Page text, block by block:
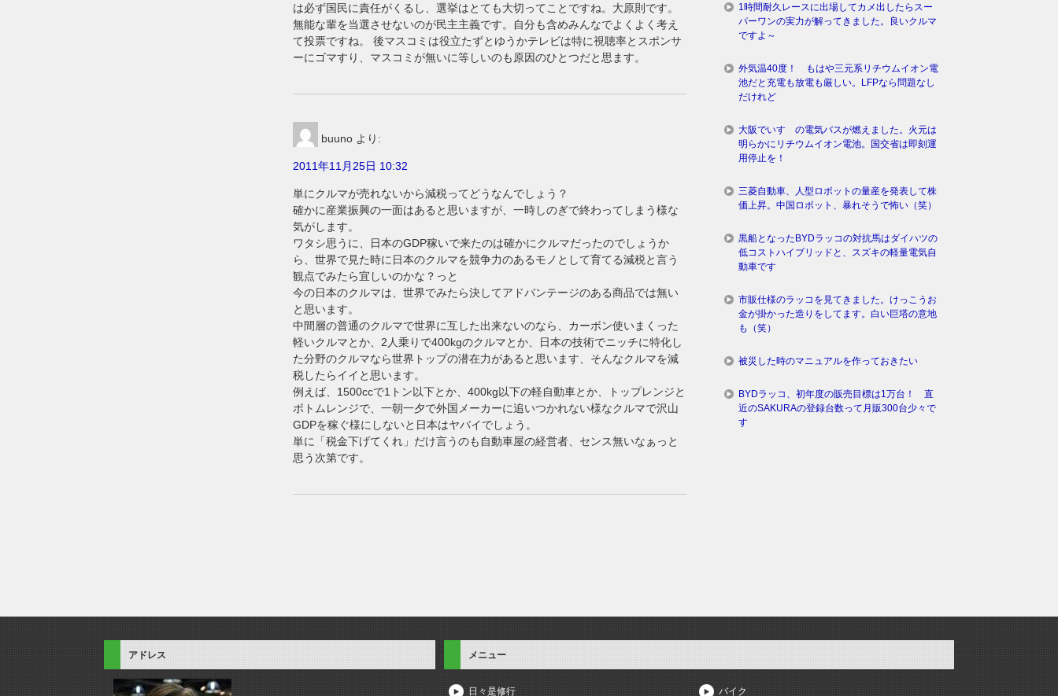
は必ず国民に責任がくるし、選挙はとても大切ってことですね。大原則です。
無能な輩を当選させないのが民主主義です。自分も含めみんなでよくよく考え
て投票ですね。 後マスコミは役立たずとゆうかテレビは特に視聴率とスポンサ
ーにゴマすり、マスコミが無いに等しいのも原因のひとつだと思ます。
buuno より:
2011年11月25日 10:32
単にクルマが売れないから減税ってどうなんでしょう？
確かに産業振興の一面はあると思いますが、一時しのぎで終わってしまう様な
気がします。
ワタシ思うに、日本のGDP稼いで来たのは確かにクルマだったのでしょうか
ら、世界で見た時に日本のクルマを競争力のあるモノとして育てる減税と言う
観点でみたら宜しいのかな？っと
今の日本のクルマは、世界でみたら決してアドバンテージのある商品では無い
と思います。
中間層の普通のクルマで世界に互した出来ないのなら、カーボン使いまくった
軽いクルマとか、2人乗りで400kgのクルマとか、日本の技術でニッチに特化し
た分野のクルマなら世界トップの潜在力があると思います、そんなクルマを減
税したらイイと思います。
例えば、1500ccで1トン以下とか、400kg以下の軽自動車とか、トップレンジと
ボトムレンジで、一朝一夕で外国メーカーに追いつかれない様なクルマで沢山
GDPを稼ぐ様にしないと日本はヤバイでしょう。
単に「税金下げてくれ」だけ言うのも自動車屋の経営者、センス無いなぁっと
思う次第です。
1時間耐久レースに出場してカメ出したらスー
パーワンの実力が解ってきました。良いクルマ
ですよ～
外気温40度！ もはや三元系リチウムイオン電
池だと充電も放電も厳しい。LFPなら問題なし
だけれど
大阪でいすゞの電気バスが燃えました。火元は
明らかにリチウムイオン電池。国交省は即刻運
用停止を！
三菱自動車、人型ロボットの量産を発表して株
価上昇。中国ロボット、暴れそうで怖い（笑）
黒船となったBYDラッコの対抗馬はダイハツの
低コストハイブリッドと、スズキの軽量電気自
動車です
市販仕様のラッコを見てきました。けっこうお
金が掛かった造りをしてます。白い巨塔の意地
も（笑）
被災した時のマニュアルを作っておきたい
BYDラッコ、初年度の販売目標は1万台！ 直
近のSAKURAの登録台数って月販300台少々で
す
アドレス メニュー
日々是修行 バイク